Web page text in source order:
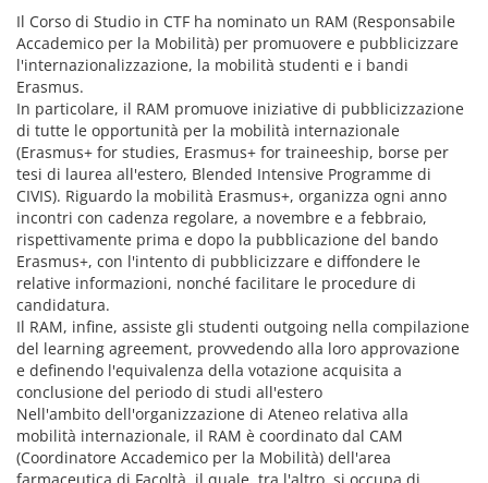
Il Corso di Studio in CTF ha nominato un RAM (Responsabile
Accademico per la Mobilità) per promuovere e pubblicizzare
l'internazionalizzazione, la mobilità studenti e i bandi
Erasmus.
In particolare, il RAM promuove iniziative di pubblicizzazione
di tutte le opportunità per la mobilità internazionale
(Erasmus+ for studies, Erasmus+ for traineeship, borse per
tesi di laurea all'estero, Blended Intensive Programme di
CIVIS). Riguardo la mobilità Erasmus+, organizza ogni anno
incontri con cadenza regolare, a novembre e a febbraio,
rispettivamente prima e dopo la pubblicazione del bando
Erasmus+, con l'intento di pubblicizzare e diffondere le
relative informazioni, nonché facilitare le procedure di
candidatura.
Il RAM, infine, assiste gli studenti outgoing nella compilazione
del learning agreement, provvedendo alla loro approvazione
e definendo l'equivalenza della votazione acquisita a
conclusione del periodo di studi all'estero
Nell'ambito dell'organizzazione di Ateneo relativa alla
mobilità internazionale, il RAM è coordinato dal CAM
(Coordinatore Accademico per la Mobilità) dell'area